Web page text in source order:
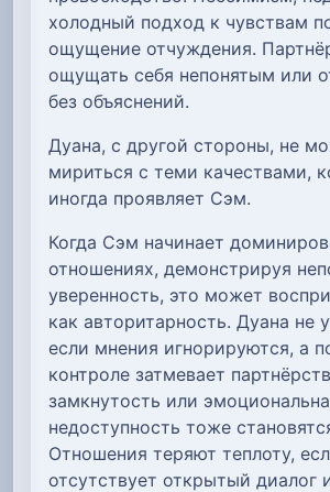
холодный подход к чувствам
ощущение отчуждения.
ощущать себя непонятым или
без объяснений.
Дуана, с другой стороны, не
мириться с теми качествами,
иногда проявляет Сэм.
Когда Сэм начинает
отношениях, демонстрируя
уверенность, это может
как авторитарность. Дуана не
если мнения игнорируются, а
контроле затмевает
замкнутость или
недоступность тоже
Отношения теряют теплоту,
отсутствует открытый диалог